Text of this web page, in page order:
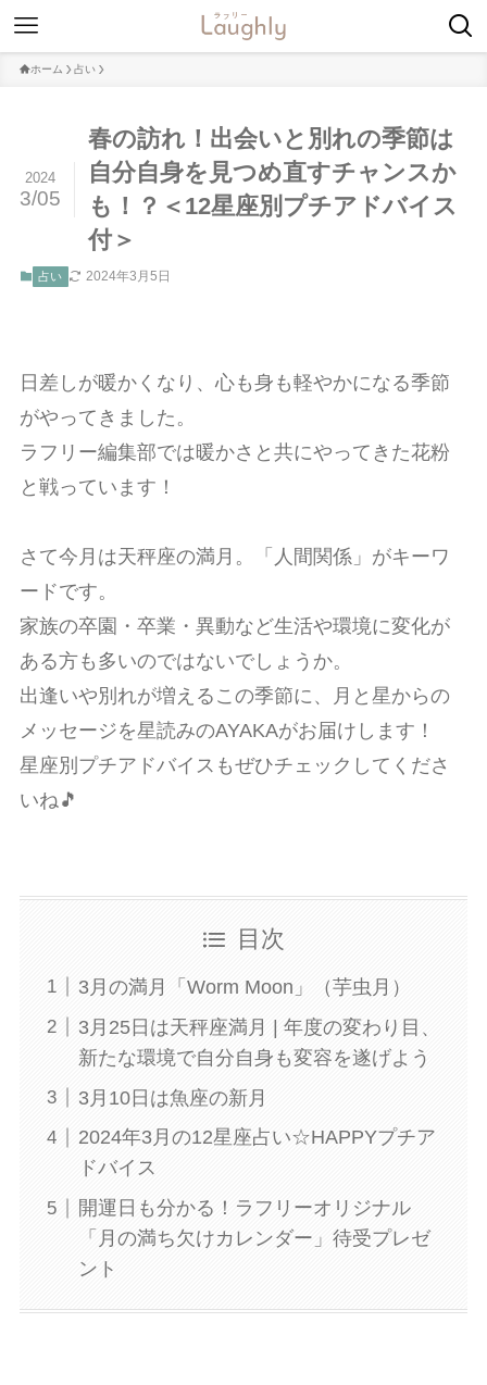
ホーム 占い
春の訪れ！出会いと別れの季節は
自分自身を見つめ直すチャンスか
も！？＜12星座別プチアドバイス
付＞
2024
3/05
占い 2024年3月5日
日差しが暖かくなり、心も身も軽やかになる季節
がやってきました。
ラフリー編集部では暖かさと共にやってきた花粉
と戦っています！
さて今月は天秤座の満月。「人間関係」がキーワ
ードです。
家族の卒園・卒業・異動など生活や環境に変化が
ある方も多いのではないでしょうか。
出逢いや別れが増えるこの季節に、月と星からの
メッセージを星読みのAYAKAがお届けします！
星座別プチアドバイスもぜひチェックしてくださ
いね🎵
目次
3月の満月「Worm Moon」（芋虫月）
3月25日は天秤座満月 | 年度の変わり目、
新たな環境で自分自身も変容を遂げよう
3月10日は魚座の新月
2024年3月の12星座占い☆HAPPYプチア
ドバイス
開運日も分かる！ラフリーオリジナル
「月の満ち欠けカレンダー」待受プレゼ
ント